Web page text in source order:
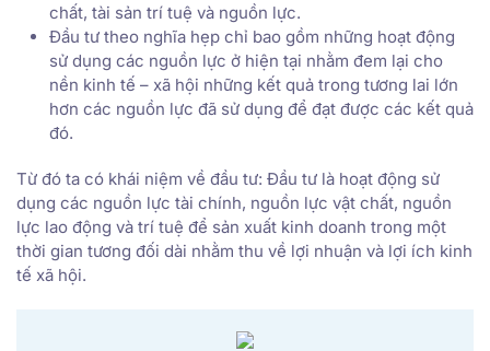
chất, tài sản trí tuệ và nguồn lực.
Đầu tư theo nghĩa hẹp chỉ bao gồm những hoạt động
sử dụng các nguồn lực ở hiện tại nhằm đem lại cho
nền kinh tế – xã hội những kết quả trong tương lai lớn
hơn các nguồn lực đã sử dụng để đạt được các kết quả
đó.
Từ đó ta có khái niệm về đầu tư: Đầu tư là hoạt động sử
dụng các nguồn lực tài chính, nguồn lực vật chất, nguồn
lực lao động và trí tuệ để sản xuất kinh doanh trong một
thời gian tương đối dài nhằm thu về lợi nhuận và lợi ích kinh
tế xã hội.